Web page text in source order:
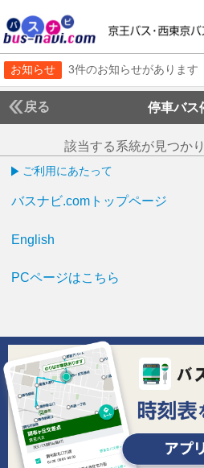
お知らせ 3件のお知らせがあります
戻る 停車バス
該当する系統が見つか
ご利用にあたって
バスナビ.comトップページ
English
PCページはこちら